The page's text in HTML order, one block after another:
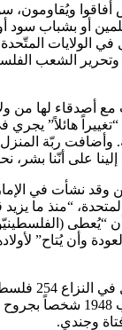
ويُقاومون،
أو بشباب سود
في الولايات
وتحرير الشعب
أصدقاء لها من
هائلاً” يجري
على أنّنا بشر،
نشأت في
“يُعطى
وأن يُتاح”
وعدد من المقاتلين وأصيب